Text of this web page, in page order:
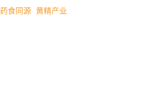
药食同源 黄精产业